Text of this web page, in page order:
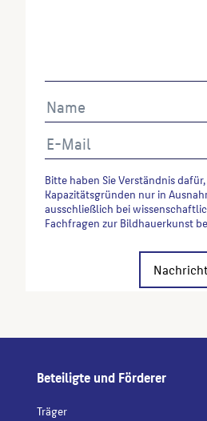
Bitte haben Sie Verständnis
Kapazitätsgründen nur in
ausschließlich bei
Fachfragen zur Bildhauerkunst
Beteiligte und Förderer
Träger